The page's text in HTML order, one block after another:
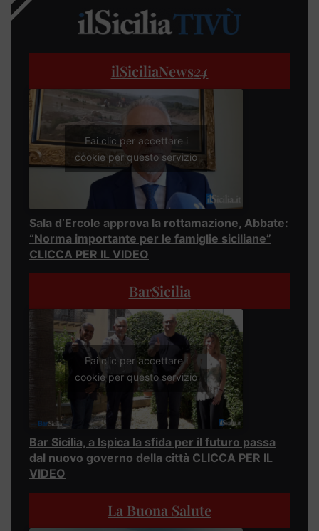
ilSiciliaNews24
Fai clic per accettare i
cookie per questo servizio
Sala d’Ercole approva la rottamazione, Abbate:
“Norma importante per le famiglie siciliane”
CLICCA PER IL VIDEO
BarSicilia
Fai clic per accettare i
cookie per questo servizio
Bar Sicilia, a Ispica la sfida per il futuro passa
dal nuovo governo della città CLICCA PER IL
VIDEO
La Buona Salute